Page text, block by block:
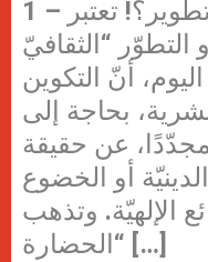
1 – إنقلاب أم تجدّد وتطوير؟! تعتبر
التطوّر “الثقافيّ
أنّ التكوين
بحاجة إلى
مجدّدًا، عن حقيقة
أو الخضوع
الإلهيّة. وتذهب
“الحضارة […]